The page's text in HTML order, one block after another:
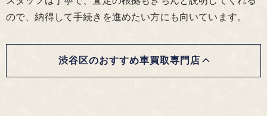
ので、納得して手続きを進めたい方にも向いています。
渋谷区のおすすめ車買取専門店